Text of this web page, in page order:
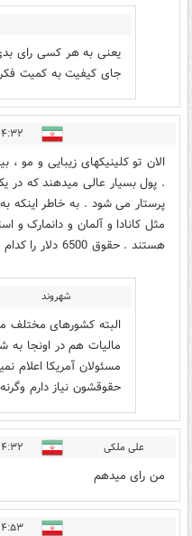
یعنی به هر کسی رای
جای کیفیت به کمیت
۱۴:۳۲ - ۱۴۰۲/
الان تو کلینیکهای زیبایی و مو ،
پرستار می شود . به خاطر اینکه
مثل کانادا و آلمان و دانمارک و
هستند . حقوق 6500 دلار را کدام یکی می تواند رد کند ؟
شهروند
البته کشورهای مختلف
مالیات هم در اونجا به
حقوقشون نیاز دارم
علی ملکی ۱۴:۳۲ - ۱۴۰۲/
من رای میدهم
۱۴:۵۳ - ۱۴۰۲/